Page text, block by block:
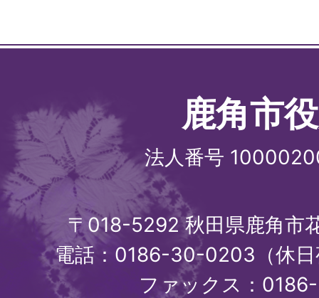
鹿角市
法人番号
〒018-5292 秋田県鹿角市
電話：0186-30-0203（休
ファックス：